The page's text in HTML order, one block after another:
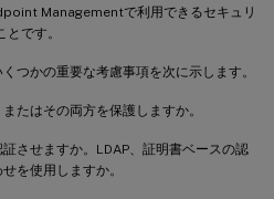
Managementで利用できるセキュリ
です。
つかの重要な考慮事項を次に示します。
たはその両方を保護しますか。
させますか。LDAP、証明書ベースの認
を使用しますか。